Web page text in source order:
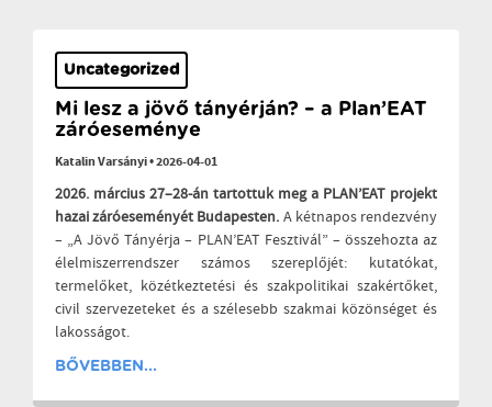
Uncategorized
Mi lesz a jövő tányérján? – a Plan’EAT
záróeseménye
Katalin Varsányi•2026-04-01
2026. március 27–28-án tartottuk meg a PLAN’EAT projekt
hazai záróeseményét Budapesten. A kétnapos rendezvény
– „A Jövő Tányérja – PLAN’EAT Fesztivál” – összehozta az
élelmiszerrendszer számos szereplőjét: kutatókat,
termelőket, közétkeztetési és szakpolitikai szakértőket,
civil szervezeteket és a szélesebb szakmai közönséget és
lakosságot.
BŐVEBBEN...